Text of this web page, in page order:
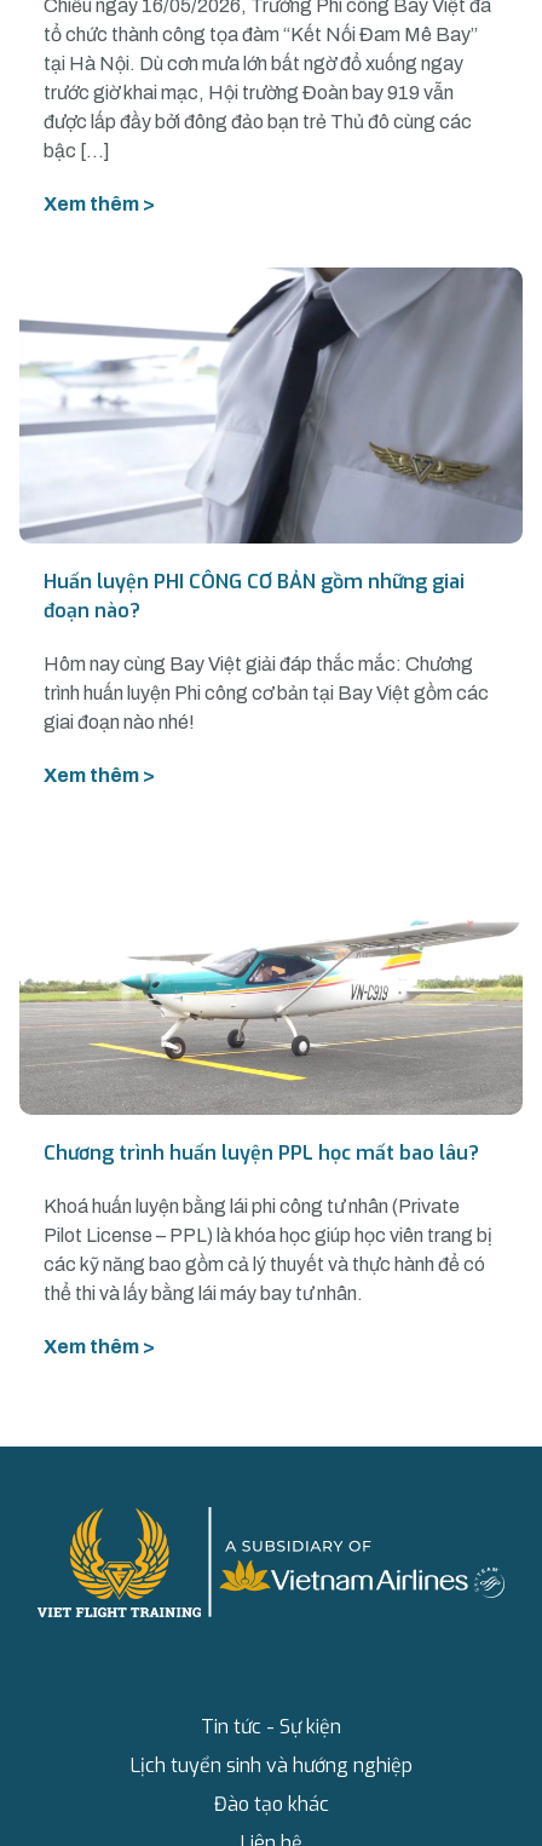
Chiều ngày 16/05/2026, Trường Phi công Bay Việt đã
tổ chức thành công tọa đàm “Kết Nối Đam Mê Bay”
tại Hà Nội. Dù cơn mưa lớn bất ngờ đổ xuống ngay
trước giờ khai mạc, Hội trường Đoàn bay 919 vẫn
được lấp đầy bởi đông đảo bạn trẻ Thủ đô cùng các
bậc […]
Xem thêm >
Huấn luyện PHI CÔNG CƠ BẢN gồm những giai
đoạn nào?
Hôm nay cùng Bay Việt giải đáp thắc mắc: Chương
trình huấn luyện Phi công cơ bản tại Bay Việt gồm các
giai đoạn nào nhé!
Xem thêm >
Chương trình huấn luyện PPL học mất bao lâu?
Khoá huấn luyện bằng lái phi công tư nhân (Private
Pilot License – PPL) là khóa học giúp học viên trang bị
các kỹ năng bao gồm cả lý thuyết và thực hành để có
thể thi và lấy bằng lái máy bay tư nhân.
Xem thêm >
Tin tức - Sự kiện
Lịch tuyển sinh và hướng nghiệp
Đào tạo khác